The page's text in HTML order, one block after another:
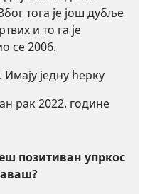
тога је још дубље
и то га је
се 2006.
једну ћерку
рак 2022. године
позитиван упркос